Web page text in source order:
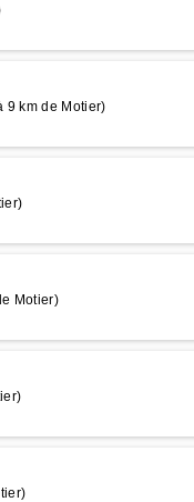
9 km de Motier)
Motier)